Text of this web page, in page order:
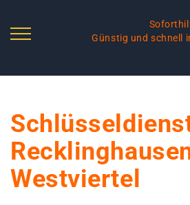
Günstig und schnell
Westviertel